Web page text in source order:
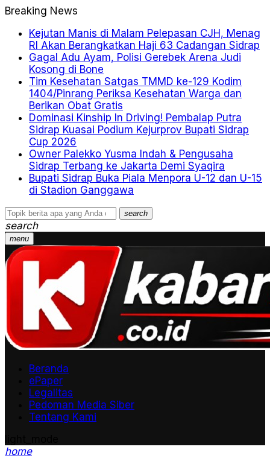
Breaking News
Kejutan Manis di Malam Pelepasan CJH, Menag
RI Akan Berangkatkan Haji 63 Cadangan Sidrap
Gagal Adu Ayam, Polisi Gerebek Arena Judi
Kosong di Bone
Tim Kesehatan Satgas TMMD ke-129 Kodim
1404/Pinrang Periksa Kesehatan Warga dan
Berikan Obat Gratis
Dominasi Kinship In Driving! Pembalap Putra
Sidrap Kuasai Podium Kejurprov Bupati Sidrap
Cup 2026
Owner Palekko Yusma Indah & Pengusaha
Sidrap Terbang ke Jakarta Demi Syaqira
Bupati Sidrap Buka Piala Menpora U-12 dan U-15
di Stadion Ganggawa
search
search
menu
Beranda
ePaper
Legalitas
Pedoman Media Siber
Tentang Kami
home